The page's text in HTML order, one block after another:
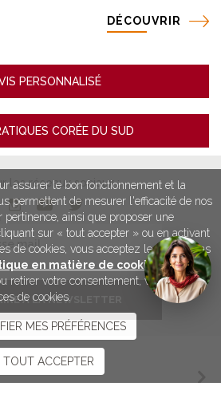
DÉCOUVRIR
PERSONNALISÉ
CORÉE DU SUD
les réseaux sociaux :
À LA NEWSLETTER
assurer le bon fonctionnement et la
permettent de mesurer l'efficacité de nos
ainsi que proposer une
sur « tout accepter » ou en activant
de cookies, vous acceptez les conditions
en matière de cookies. Pour
retirer votre consentement, vous devez
de cookies.
MES PRÉFÉRENCES
TOUT ACCEPTER